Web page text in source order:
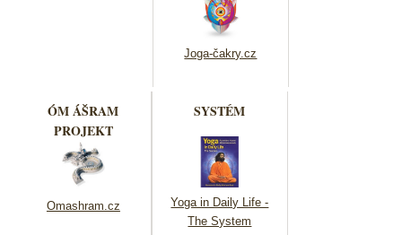
Joga-čakry.cz
ÓM ÁŠRAM
PROJEKT
Omashram.cz
SYSTÉM
Yoga in Daily Life -
The System